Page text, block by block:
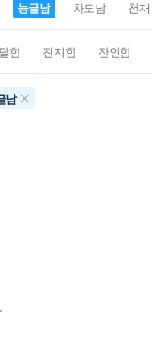
능글남 차도남 천재
함 진지함 잔인함
남